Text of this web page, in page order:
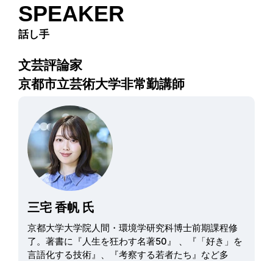
SPEAKER
話し手
文芸評論家
京都市立芸術大学非常勤講師
三宅 香帆 氏
京都大学大学院人間・環境学研究科博士前期課程修
了。著書に『人生を狂わす名著50』 、『「好き」を
言語化する技術』、『考察する若者たち』など多